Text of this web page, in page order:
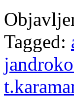
Tagged: